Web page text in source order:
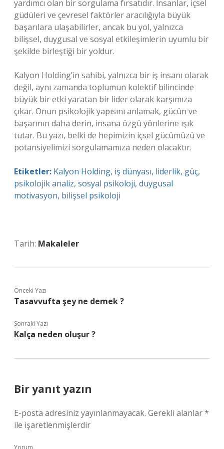
yardımcı olan bir sorgulama fırsatıdır. İnsanlar, içsel
güdüleri ve çevresel faktörler aracılığıyla büyük
başarılara ulaşabilirler, ancak bu yol, yalnızca
bilişsel, duygusal ve sosyal etkileşimlerin uyumlu bir
şekilde birleştiği bir yoldur.
Kalyon Holding’in sahibi, yalnızca bir iş insanı olarak
değil, aynı zamanda toplumun kolektif bilincinde
büyük bir etki yaratan bir lider olarak karşımıza
çıkar. Onun psikolojik yapısını anlamak, gücün ve
başarının daha derin, insana özgü yönlerine ışık
tutar. Bu yazı, belki de hepimizin içsel gücümüzü ve
potansiyelimizi sorgulamamıza neden olacaktır.
Etiketler: Kalyon Holding, iş dünyası, liderlik, güç,
psikolojik analiz, sosyal psikoloji, duygusal
motivasyon, bilişsel psikoloji
Tarih: Makaleler
Önceki Yazı
Tasavvufta şey ne demek ?
Sonraki Yazı
Kalça neden oluşur ?
Bir yanıt yazın
E-posta adresiniz yayınlanmayacak. Gerekli alanlar*
ile işaretlenmişlerdir
Yorum